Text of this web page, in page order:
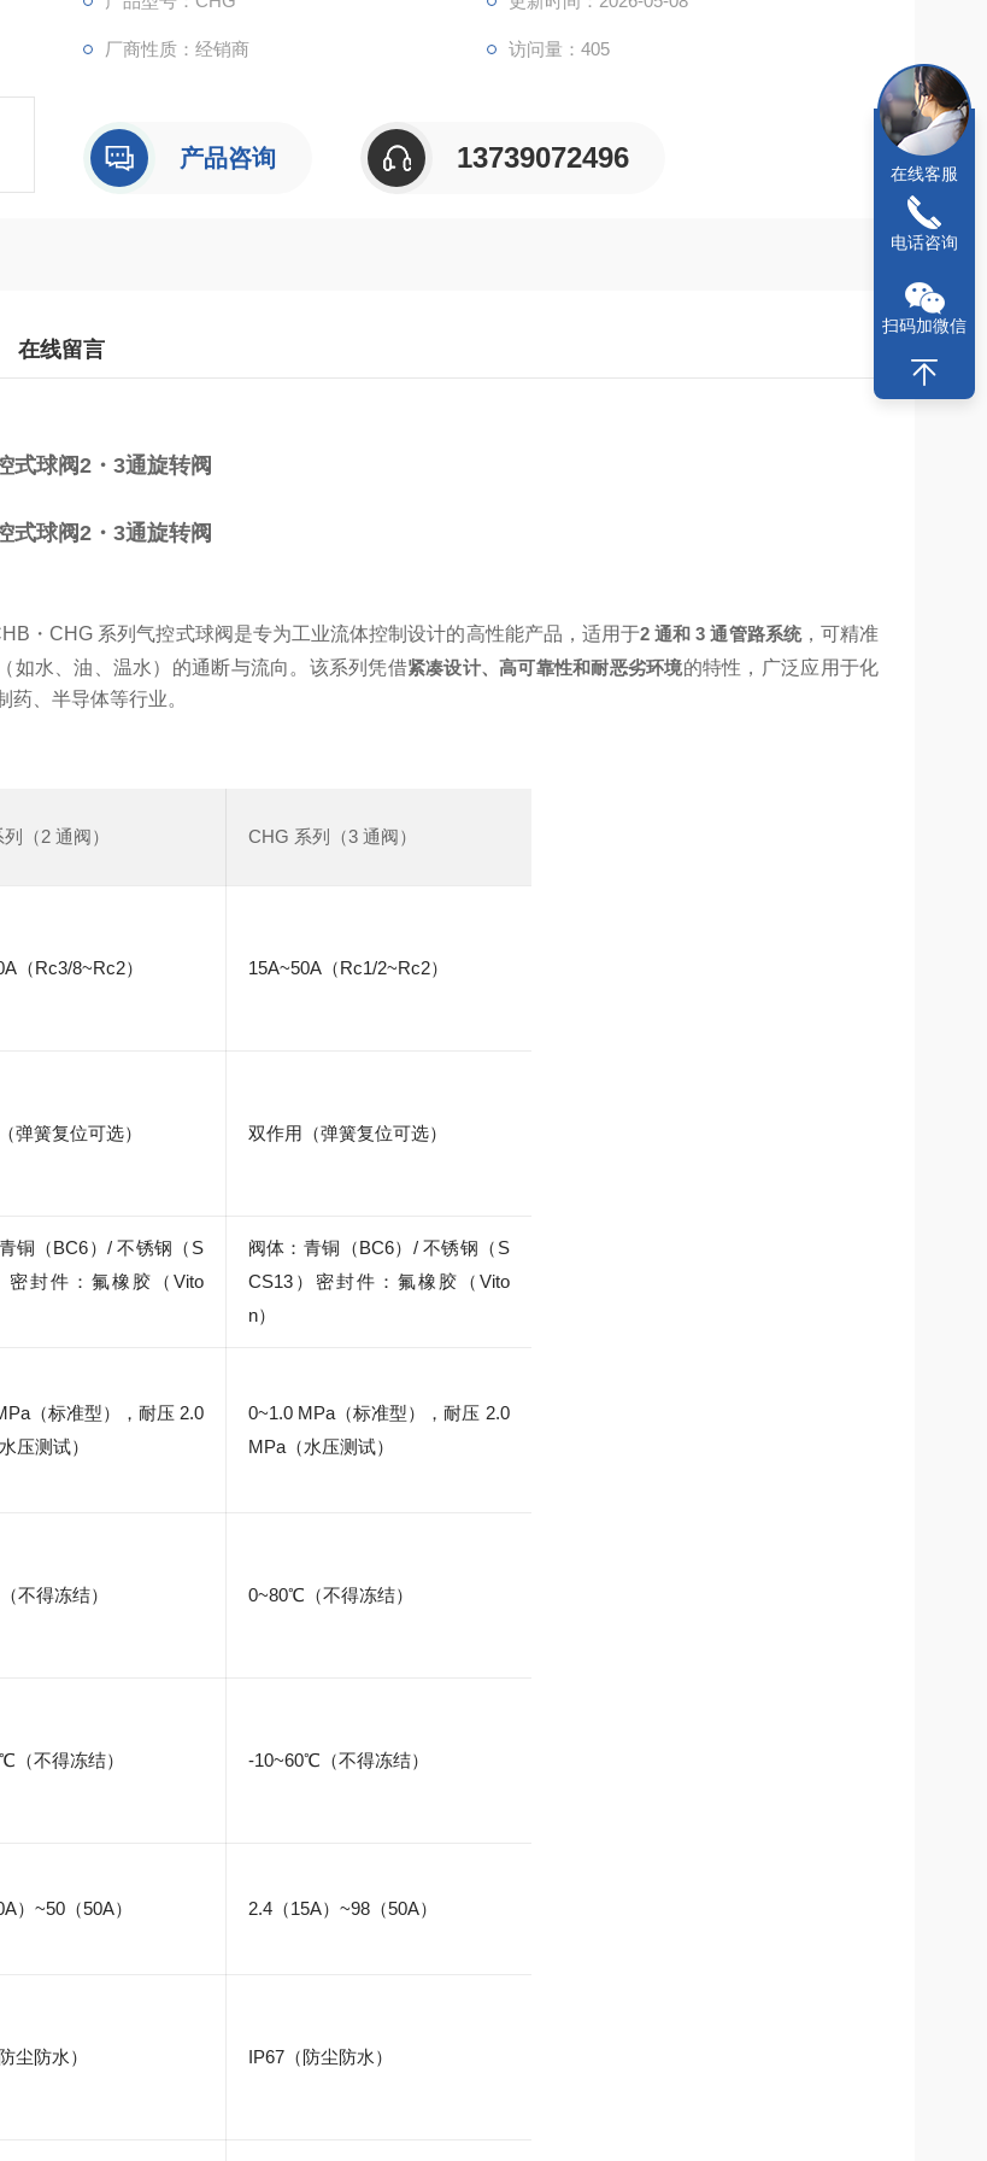
厂商性质：经销商 访问量：405
产品咨询 13739072496
在线留言
式球阀2・3通旋转阀
式球阀2・3通旋转阀
・CHG 系列气控式球阀是专为工业流体控制设计的高性能产品，适用于2 通和 3 通管路系统，可精准
如水、油、温水）的通断与流向。该系列凭借紧凑设计、高可靠性和耐恶劣环境的特性，广泛应用于化
药、半导体等行业。
（2 通阀） CHG 系列（3 通阀）
（Rc3/8~Rc2） 15A~50A（Rc1/2~Rc2）
弹簧复位可选） 双作用（弹簧复位可选）
铜（BC6）/ 不锈钢（S
密封件：氟橡胶（Vito
阀体：青铜（BC6）/ 不锈钢（S
CS13）密封件：氟橡胶（Vito
n）
（标准型），耐压 2.0
压测试）
0~1.0 MPa（标准型），耐压 2.0
MPa（水压测试）
不得冻结） 0~80℃（不得冻结）
（不得冻结） -10~60℃（不得冻结）
）~50（50A） 2.4（15A）~98（50A）
尘防水） IP67（防尘防水）
在线客服
电话咨询
扫码加微信